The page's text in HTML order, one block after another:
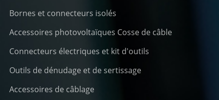
Bornes et connecteurs isolés
Accessoires photovoltaïques Cosse de câble
Connecteurs électriques et kit d'outils
Outils de dénudage et de sertissage
Accessoires de câblage